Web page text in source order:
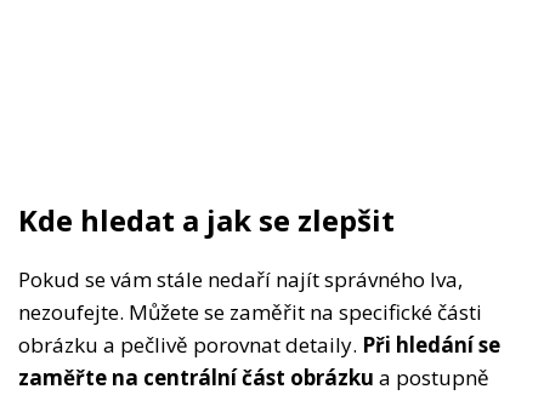
Kde hledat a jak se zlepšit
Pokud se vám stále nedaří najít správného lva,
nezoufejte. Můžete se zaměřit na specifické části
obrázku a pečlivě porovnat detaily. Při hledání se
zaměřte na centrální část obrázku a postupně